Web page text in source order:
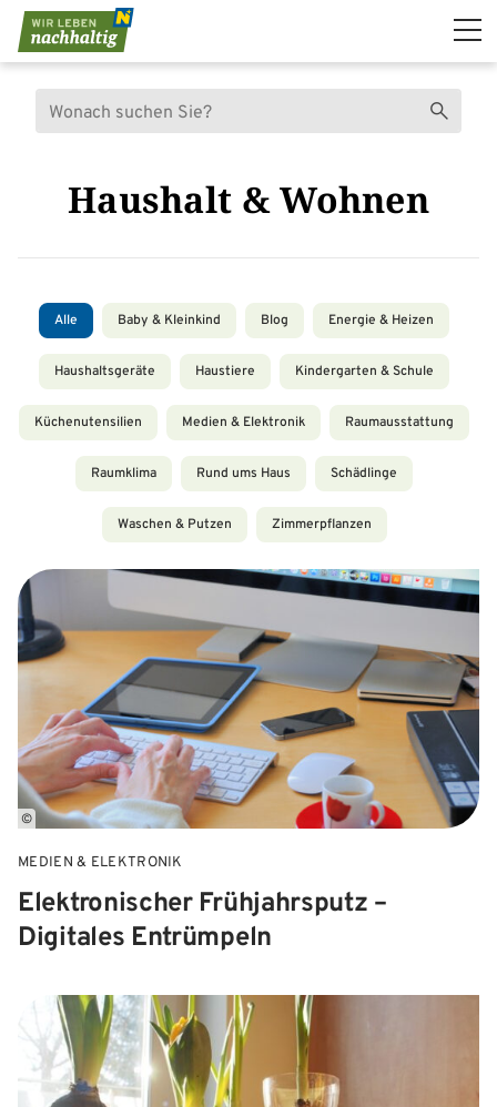
Navigation überspringen
Suche Suchen
Haushalt & Wohnen
Alle Baby & Kleinkind Blog Energie & Heizen
Haushaltsgeräte Haustiere Kindergarten & Schule
Küchenutensilien Medien & Elektronik Raumausstattung
Raumklima Rund ums Haus Schädlinge
Waschen & Putzen Zimmerpflanzen
©
MEDIEN & ELEKTRONIK
Elektronischer Frühjahrsputz –
Digitales Entrümpeln